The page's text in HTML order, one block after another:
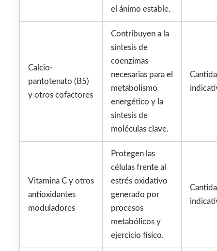
el ánimo estable.
Calcio-
pantotenato (B5)
y otros cofactores
Contribuyen a la
síntesis de
coenzimas
necesarias para el
metabolismo
energético y la
síntesis de
moléculas clave.
Vitamina C y otros
antioxidantes
moduladores
Protegen las
células frente al
estrés oxidativo
generado por
procesos
metabólicos y
ejercicio físico.